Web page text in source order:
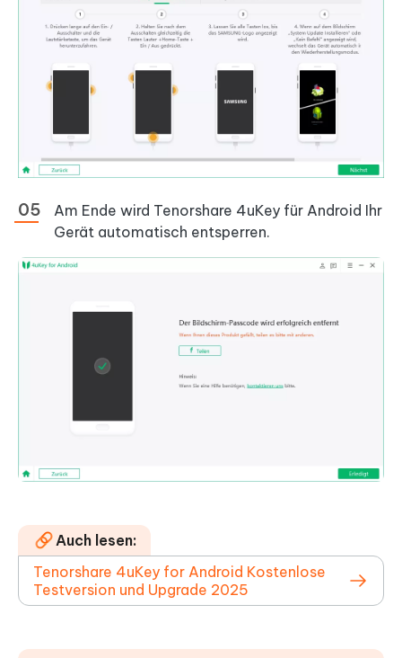
Am Ende wird Tenorshare 4uKey für Android Ihr
Gerät automatisch entsperren.
Auch lesen:
Tenorshare 4uKey for Android Kostenlose
Testversion und Upgrade 2025